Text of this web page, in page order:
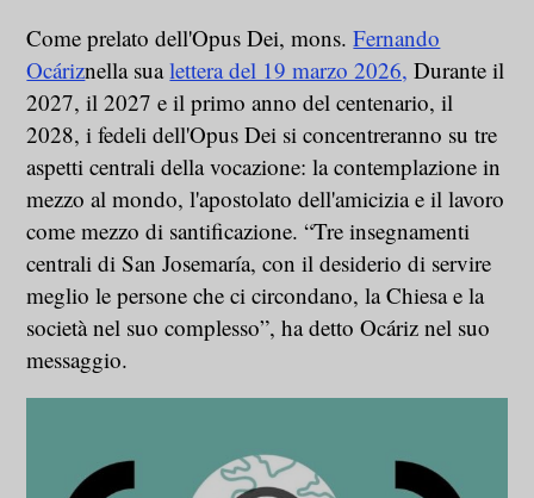
Come prelato dell'Opus Dei, mons.Fernando
Ocáriznella sualettera del 19 marzo 2026, Durante il
2027, il 2027 e il primo anno del centenario, il
2028, i fedeli dell'Opus Dei si concentreranno su tre
aspetti centrali della vocazione: la contemplazione in
mezzo al mondo, l'apostolato dell'amicizia e il lavoro
come mezzo di santificazione. “Tre insegnamenti
centrali di San Josemaría, con il desiderio di servire
meglio le persone che ci circondano, la Chiesa e la
società nel suo complesso”, ha detto Ocáriz nel suo
messaggio.